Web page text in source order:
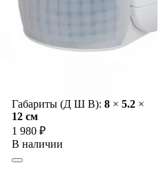
Габариты (Д Ш В): 8 × 5.2 ×
12 cм
1 980 ₽
В наличии